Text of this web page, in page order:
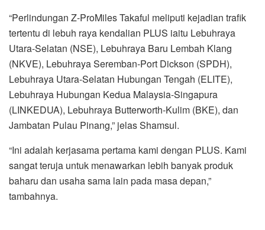
“Perlindungan Z-ProMiles Takaful meliputi kejadian trafik
tertentu di lebuh raya kendalian PLUS iaitu Lebuhraya
Utara-Selatan (NSE), Lebuhraya Baru Lembah Klang
(NKVE), Lebuhraya Seremban-Port Dickson (SPDH),
Lebuhraya Utara-Selatan Hubungan Tengah (ELITE),
Lebuhraya Hubungan Kedua Malaysia-Singapura
(LINKEDUA), Lebuhraya Butterworth-Kulim (BKE), dan
Jambatan Pulau Pinang,” jelas Shamsul.
“Ini adalah kerjasama pertama kami dengan PLUS. Kami
sangat teruja untuk menawarkan lebih banyak produk
baharu dan usaha sama lain pada masa depan,”
tambahnya.